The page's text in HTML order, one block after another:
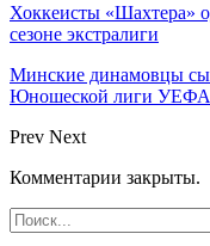
Хоккеисты «Шахтера»
сезоне экстралиги
Минские динамовцы
Юношеской лиги УЕФА
Prev Next
Комментарии закрыты.